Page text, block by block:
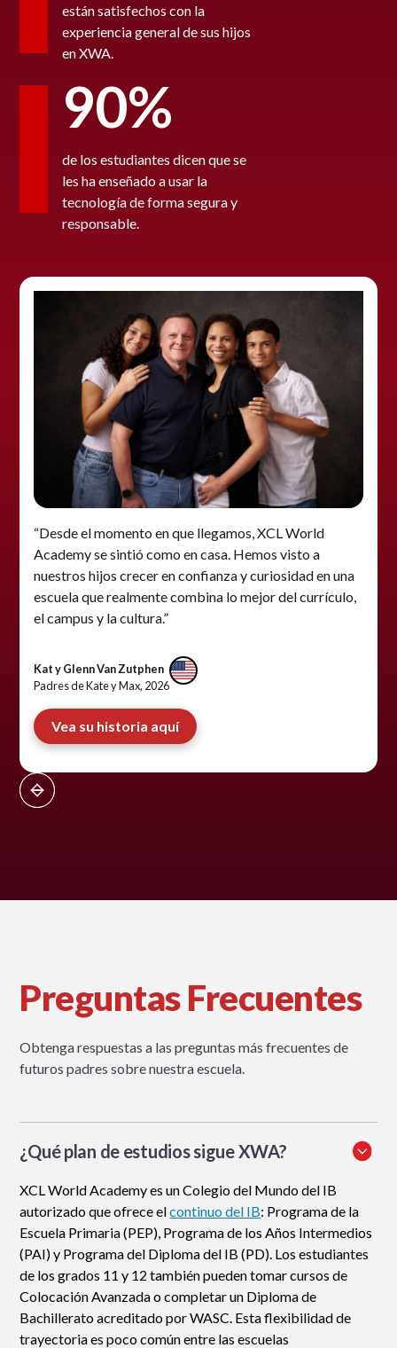
están satisfechos con la
experiencia general de sus hijos
en XWA.
90%
de los estudiantes dicen que se
les ha enseñado a usar la
tecnología de forma segura y
responsable.
“Desde el momento en que llegamos, XCL World
Academy se sintió como en casa. Hemos visto a
nuestros hijos crecer en confianza y curiosidad en una
escuela que realmente combina lo mejor del currículo,
el campus y la cultura.”
Kat y Glenn Van Zutphen
Padres de Kate y Max, 2026
Vea su historia aquí
Preguntas Frecuentes
Obtenga respuestas a las preguntas más frecuentes de
futuros padres sobre nuestra escuela.
¿Qué plan de estudios sigue XWA?
XCL World Academy es un Colegio del Mundo del IB
autorizado que ofrece elcontinuo del IB: Programa de la
Escuela Primaria (PEP), Programa de los Años Intermedios
(PAI) y Programa del Diploma del IB (PD). Los estudiantes
de los grados 11 y 12 también pueden tomar cursos de
Colocación Avanzada o completar un Diploma de
Bachillerato acreditado por WASC. Esta flexibilidad de
trayectoria es poco común entre las escuelas